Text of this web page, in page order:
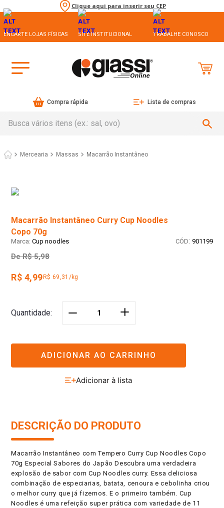
Clique aqui para inserir seu CEP
ENCARTE LOJAS FÍSICAS SITE INSTITUCIONAL TRABALHE CONOSCO
Compra rápida Lista de compras
Mercearia Massas Macarrão Instantâneo
Macarrão Instantâneo Curry Cup Noodles
Copo 70g
Cup noodles : 901199
De R$ 5,98
R$ 4,99 R$ 69,31/kg
Quantidade ＋
ADICIONAR AO CARRINHO
DESCRIÇÃO DO PRODUTO
Macarrão Instantâneo com Tempero Curry Cup Noodles Copo
70g Especial Sabores do Japão Descubra uma verdadeira
explosão de sabor com Cup Noodles curry. Essa deliciosa
combinação de especiarias, batata, cenoura e cebolinha criou
o melhor curry que já fizemos. E o primeiro também. Cup
Noodles é uma refeição super prática com variedade de 11